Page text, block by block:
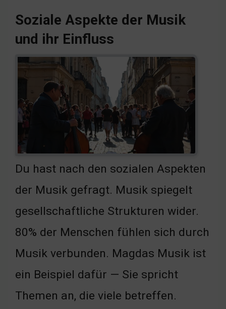
Soziale Aspekte der Musik
und ihr Einfluss
Du hast nach den sozialen Aspekten
der Musik gefragt. Musik spiegelt
gesellschaftliche Strukturen wider.
80% der Menschen fühlen sich durch
Musik verbunden. Magdas Musik ist
ein Beispiel dafür — Sie spricht
Themen an, die viele betreffen.